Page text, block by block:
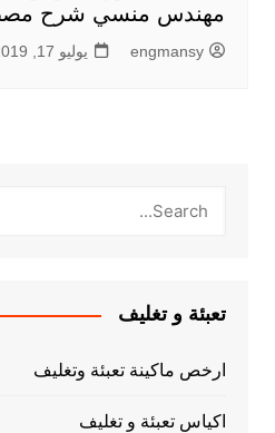
مهندس منسي شرح
engmansy يوليو 17, 2019
تعبئة و تغليف
ارخص ماكينة تعبئة وتغليف
اكياس تعبئة و تغليف